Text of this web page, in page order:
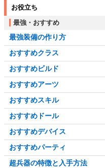
お役立ち
最強・おすすめ
最強装備の作り方
おすすめクラス
おすすめビルド
おすすめアーツ
おすすめスキル
おすすめドール
おすすめデバイス
おすすめパーティ
超兵器の特徴と入手方法